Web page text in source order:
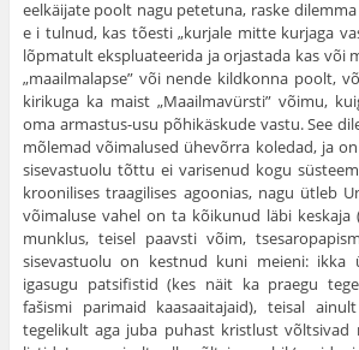
eelkäijate poolt nagu petetuna, raske
e i tulnud, kas tõesti „kurjale mitte kurjaga
lõpmatult eks­pluateerida ja orjastada kas või
„maailmalapse” või nende kildkonna poolt,
kirikuga ka maist „Maailmavürsti” võimu,
oma armastus-usu põhikäskude vastu. See
mõlemad võimalused ühe­võrra koledad, ja
sisevastuolu tõttu ei varisenud kogu
kroonilises traagilises agoonias, nagu ütleb
võimaluse vahel on ta kõikunud läbi keskaja
munklus, teisel paavsti võim,
sisevastuolu on kestnud kuni meieni: ikka
igasugu patsifistid (kes näit ka praegu
fašismi parimaid kaasaaitajaid), teisal
tegelikult aga juba puhast kristlust